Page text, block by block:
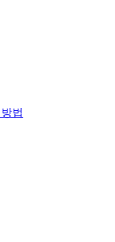
법